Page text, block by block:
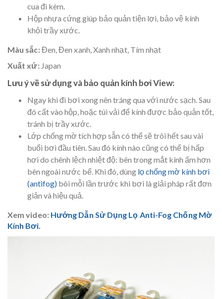
cua đi kèm.
Hộp nhựa cứng giúp bảo quản tiện lợi, bảo vệ kính
khỏi trầy xước.
Màu sắc:Đen, Đen xanh, Xanh nhạt, Tím nhạt
Xuất xứ:Japan
Lưu ý về sử dụng và bảo quản kính bơi View:
Ngay khi đi bơi xong nên tráng qua với nước sạch. Sau
đó cất vào hộp, hoặc túi vải để kính được bảo quản tốt,
tránh bị trầy xước.
Lớp chống mờ tích hợp sẵn có thể sẽ trôi hết sau vài
buổi bơi đầu tiên. Sau đó kính nào cũng có thể bị hấp
hơi do chênh lệch nhiệt độ: bên trong mắt kính ấm hơn
bên ngoài nước bể. Khi đó, dùng lọ chống mờ kính bơi
(antifog) bôi mỗi lần trước khi bơi là giải pháp rất đơn
giản và hiệu quả.
Xem video: Hướng Dẫn Sử Dụng Lọ Anti-Fog Chống Mờ
Kính Bơi.